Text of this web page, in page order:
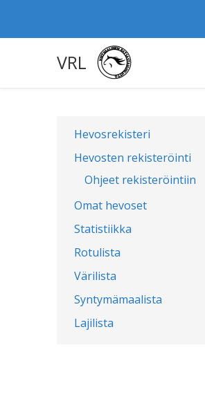
VRL
Hevosrekisteri
Hevosten rekisteröinti
Ohjeet rekisteröintiin
Omat hevoset
Statistiikka
Rotulista
Värilista
Syntymämaalista
Lajilista